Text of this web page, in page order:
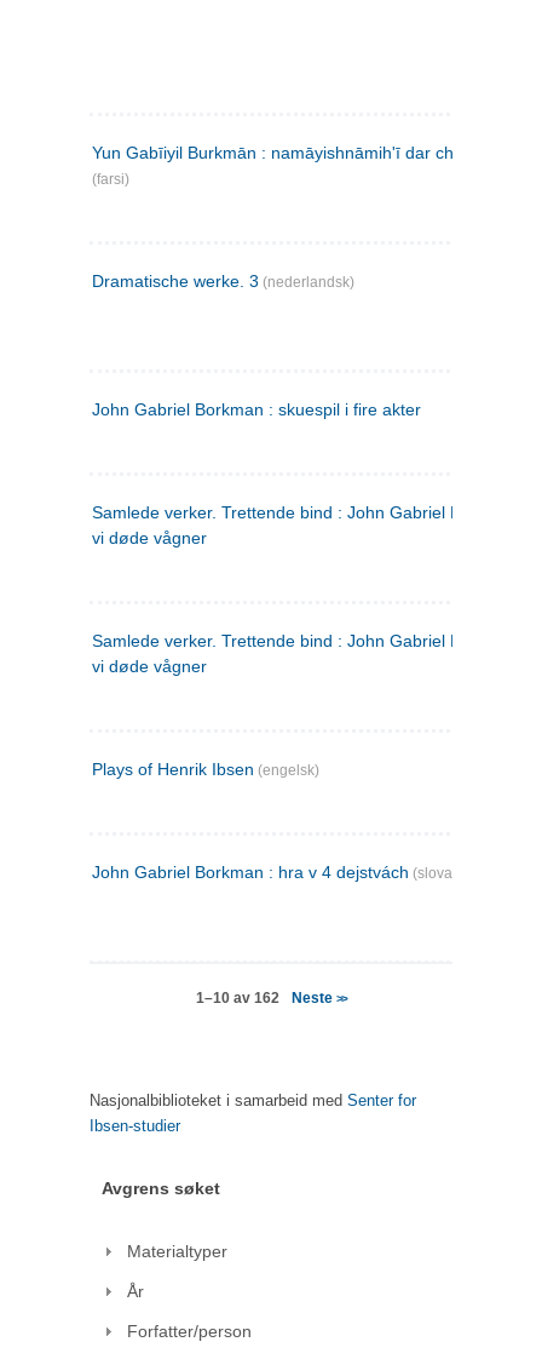
Yun Gabīiyil Burkmān : namāyishnāmihʹī dar chahār pardih
(farsi)
Dramatische werke. 3 (nederlandsk)
John Gabriel Borkman : skuespil i fire akter
Samlede verker. Trettende bind : John Gabriel Borkman ;
vi døde vågner
Samlede verker. Trettende bind : John Gabriel Borkman ;
vi døde vågner
Plays of Henrik Ibsen (engelsk)
John Gabriel Borkman : hra v 4 dejstvách (slovakisk)
1–10 av 162 Neste >>
Nasjonalbiblioteket i samarbeid med Senter for
Ibsen-studier
Avgrens søket
Materialtyper
År
Forfatter/person